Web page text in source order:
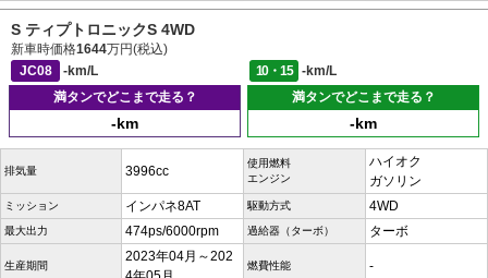
S ティプトロニックS 4WD
新車時価格1644万円(税込)
JC08
-km/L 10・15
-km/L
満タンでどこまで走る？
-km
満タンでどこまで走る？
-km
排気量 3996cc
使用燃料
エンジン
ハイオク
ガソリン
ミッション インパネ8AT 駆動方式 4WD
最大出力 474ps/6000rpm 過給器（ターボ） ターボ
生産期間
2023年04月～202
燃費性能 -